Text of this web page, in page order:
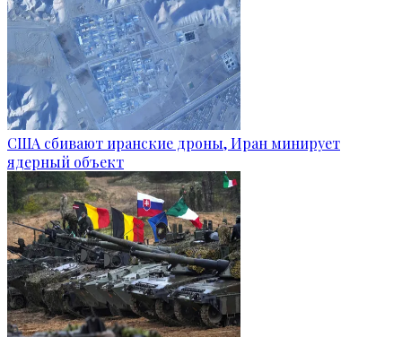
США сбивают иранские дроны, Иран минирует
ядерный объект